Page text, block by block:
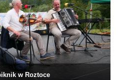
w Roztoce